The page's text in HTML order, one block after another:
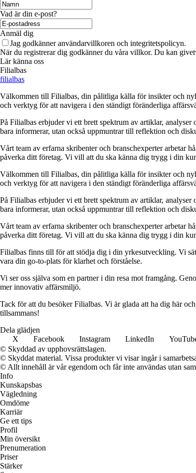
Vad är din e-post?
Anmäl dig
Jag godkänner användarvillkoren och integritetspolicyn.
När du registrerar dig godkänner du våra villkor. Du kan
Lär känna oss
Filialbas
filialbas
Välkommen till Filialbas, din pålitliga källa för insikter och
och verktyg för att navigera i den ständigt föränderliga
På Filialbas erbjuder vi ett brett spektrum av artiklar,
bara informerar, utan också uppmuntrar till reflektion och
Vårt team av erfarna skribenter och branschexperter arbetar
påverka ditt företag. Vi vill att du ska känna dig trygg i din
Välkommen till Filialbas, din pålitliga källa för insikter och
och verktyg för att navigera i den ständigt föränderliga
På Filialbas erbjuder vi ett brett spektrum av artiklar,
bara informerar, utan också uppmuntrar till reflektion och
Vårt team av erfarna skribenter och branschexperter arbetar
påverka ditt företag. Vi vill att du ska känna dig trygg i din
Filialbas finns till för att stödja dig i din yrkesutveckling. Vi
vara din go-to-plats för klarhet och förståelse.
Vi ser oss själva som en partner i din resa mot framgång.
mer innovativ affärsmiljö.
Tack för att du besöker Filialbas. Vi är glada att ha dig här
tillsammans!
Dela glädjen
X
Facebook Instagram LinkedIn
© Skyddad av upphovsrättslagen.
© Skyddat material. Vissa produkter vi visar ingår i
© Allt innehåll är vår egendom och får inte användas utan
Info
Kunskapsbas
Vägledning
Omdöme
Karriär
Ge ett tips
Profil
Min översikt
Prenumeration
Priser
Stärker